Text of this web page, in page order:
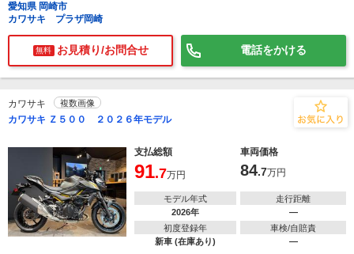
愛知県 岡崎市
カワサキ プラザ岡崎
無料 お見積り/お問合せ 電話をかける
カワサキ 複数画像
カワサキ Ｚ５００ ２０２６年モデル
支払総額 車両価格
91.7万円 84.7万円
モデル年式
2026年
走行距離
―
初度登録年
新車 (在庫あり)
車検/自賠責
―
車種選択するだけ、かんたん相場検索
まずはメーカーを選択する